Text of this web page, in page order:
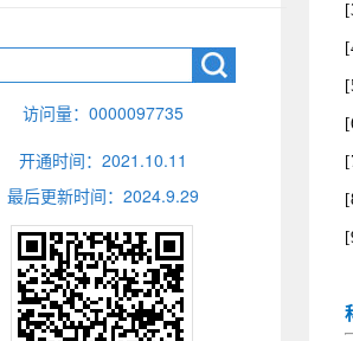
访问量： 0000097735
开通时间： 2021 .10.11
最后更新时间： 2024.9.29